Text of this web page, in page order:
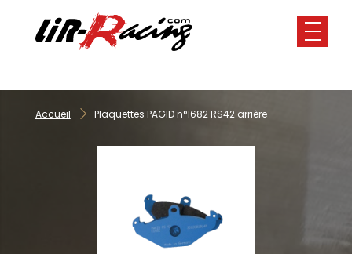
Accueil Plaquettes PAGID n°1682 RS42 arrière